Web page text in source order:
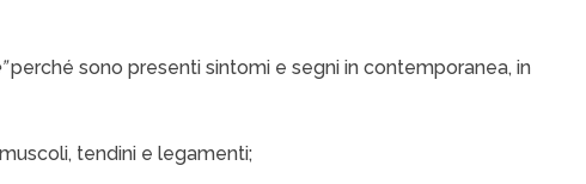
perché sono presenti sintomi e segni in contemporanea, in
tendini e legamenti;